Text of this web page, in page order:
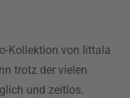
Kollektion von Iittala
trotz der vielen
und zeitlos.